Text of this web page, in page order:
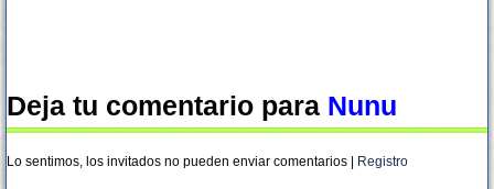
Deja tu comentario para Nunu
Lo sentimos, los invitados no pueden enviar comentarios | Registro